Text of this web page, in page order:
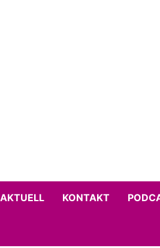
AKTUELL KONTAKT